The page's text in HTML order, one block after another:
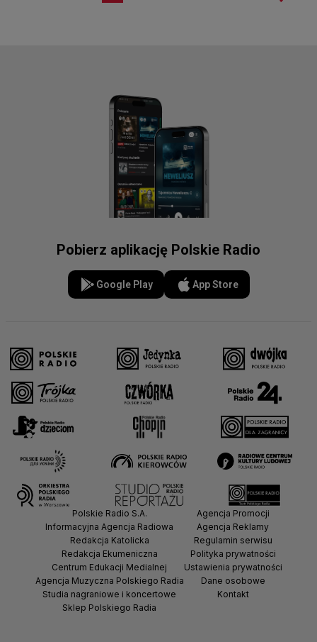
Pobierz aplikację Polskie Radio
Google Play App Store
Polskie Radio S.A.
Informacyjna Agencja Radiowa
Redakcja Katolicka
Redakcja Ekumeniczna
Centrum Edukacji Medialnej
Agencja Muzyczna Polskiego Radia
Studia nagraniowe i koncertowe
Sklep Polskiego Radia
Agencja Promocji
Agencja Reklamy
Regulamin serwisu
Polityka prywatności
Ustawienia prywatności
Dane osobowe
Kontakt